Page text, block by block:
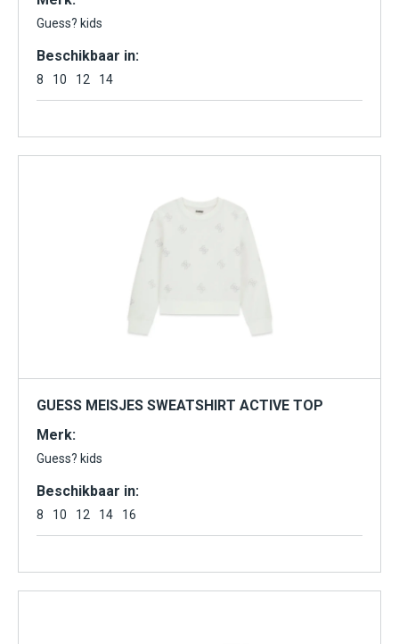
Guess? kids
Beschikbaar in:
8 10 12 14
GUESS MEISJES SWEATSHIRT ACTIVE TOP
Merk:
Guess? kids
Beschikbaar in:
8 10 12 14 16